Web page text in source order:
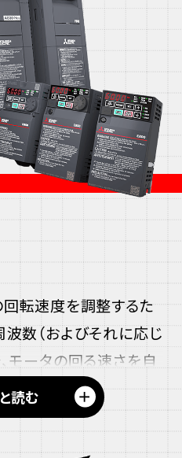
回転速度を調整するた
数（およびそれに応じ
モータの回る速さを自
。空気を送るファン
ど、さまざまな機械に
読む ＋